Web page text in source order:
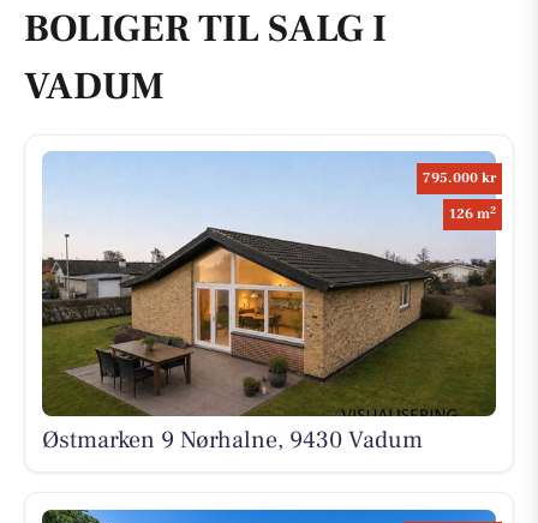
BOLIGER TIL SALG I
VADUM
795.000 kr
126 m2
Østmarken 9 Nørhalne, 9430 Vadum